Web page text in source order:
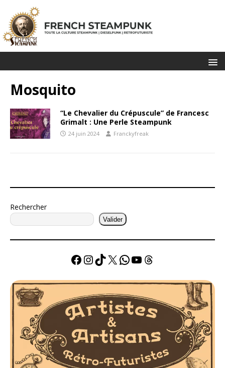
Mosquito
“Le Chevalier du Crépuscule” de Francesc
Grimalt : Une Perle Steampunk
24 juin 2024 Franckyfreak
Rechercher
Valider